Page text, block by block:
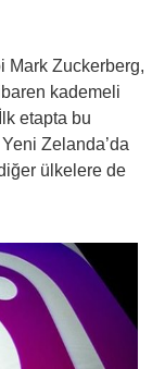
Mark Zuckerberg,
kademeli
etapta bu
Zelanda’da
ülkelere de